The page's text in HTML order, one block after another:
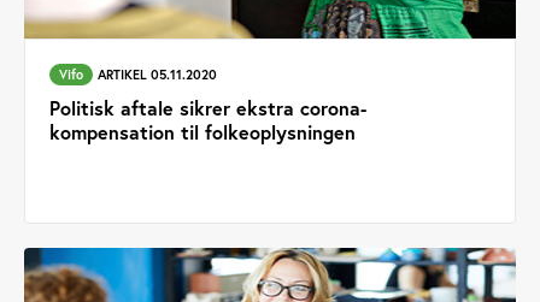
Vifo ARTIKEL 05.11.2020
Politisk aftale sikrer ekstra corona-
kompensation til folkeoplysningen